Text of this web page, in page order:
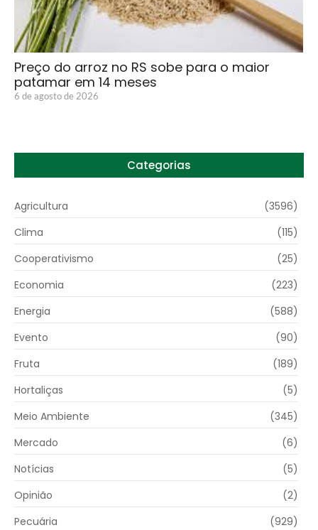
Preço do arroz no RS sobe para o maior
patamar em 14 meses
6 de agosto de 2026
Categorias
Agricultura
(3596)
Clima
(115)
Cooperativismo
(25)
Economia
(223)
Energia
(588)
Evento
(90)
Fruta
(189)
Hortaliças
(5)
Meio Ambiente
(345)
Mercado
(6)
Notícias
(5)
Opinião
(2)
Pecuária
(929)